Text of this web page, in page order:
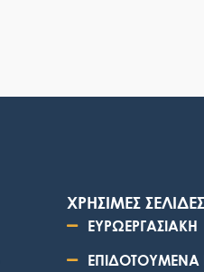
ΧΡΗΣΙΜΕΣ ΣΕΛΙΔΕΣ
ΕΥΡΩΕΡΓΑΣΙΑΚΗ